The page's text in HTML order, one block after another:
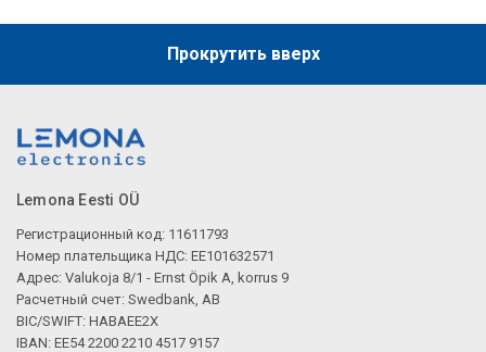
Прокрутить вверх
Lemona Eesti OÜ
Регистрационный код: 11611793
Номер плательщика НДС: EE101632571
Адрес: Valukoja 8/1 - Ernst Öpik A, korrus 9
Расчетный счет: Swedbank, AB
BIC/SWIFT: HABAEE2X
IBAN: EE54 2200 2210 4517 9157